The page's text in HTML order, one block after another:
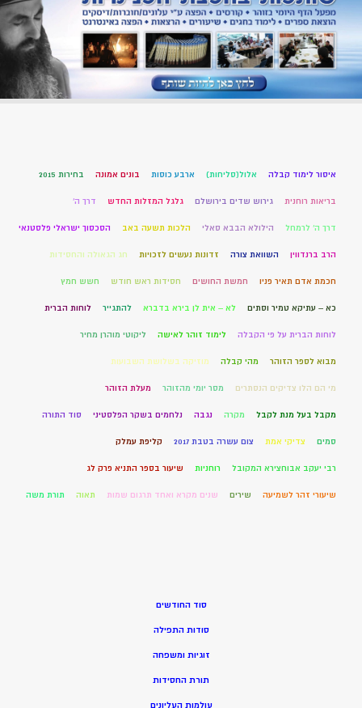
איסור לימוד קבלה אלול(סליחות) ארבע כוסות בונים אמונה בחירות 2015
בריאות רוחנית גירוש שדים בירושלם גלגל המזלות החדש דרך ה'
דרך ה' לרמחל הילולא הבבא סאלי הלכות תשעה באב הסכסוך ישראלי פלסטנאי
הרב ברנדווין השוואת צורה זדונות נעשים לזכויות חג הגאולה והחסידות
חכמת אדם תאיר פניו חמשת החושים חסידות ראש חודש חשש חמץ
כא – עתיקא טמיר וסתים לא – אית לן בירא בדברא להתגייר לוחות הברית
לוחות הברית על פי הקבלה לימוד זוהר לאישה ליקוטי מוהרן מחיר
מבוא לספר הזוהר מהי קבלה מוזיקה בשלושת השבועות
מי הם הלו צדיקים הנסתרים מסר יומי מהזוהר מעלת הזוהר
מקבל בעל מנת לקבל מקרה נגבה נלחמים בשקר הפלסטיני סוד התורה
סמים צדיקי אמת צום עשרה בטבת 2017 קליפת עמלק
רבי יעקב אבוחצירא המקובל רוחניות שיעור בספר התניא פרק לג
שיעורי זהר לשמיעה שירים שנים מקרא ואחד תרגום שמות תאוה תורת משה
סוד החודשים
סודות התפילה
זוגיות ומשפחה
תורת החסידות
עולמות העליונים